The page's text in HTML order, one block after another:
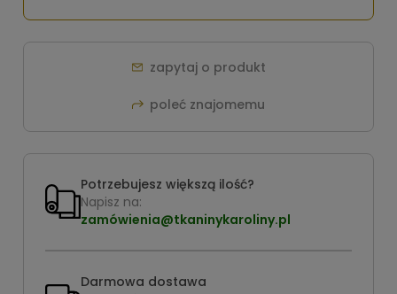
zapytaj o produkt
poleć znajomemu
Potrzebujesz większą ilość?
Napisz na:
zamówienia@tkaninykaroliny.pl
Darmowa dostawa